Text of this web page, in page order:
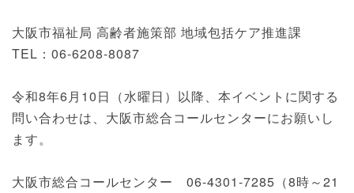
大阪市福祉局 高齢者施策部 地域包括ケア推進課
TEL：06-6208-8087
令和8年6月10日（水曜日）以降、本イベントに関する
問い合わせは、大阪市総合コールセンターにお願いし
ます。
大阪市総合コールセンター 06-4301-7285（8時～21